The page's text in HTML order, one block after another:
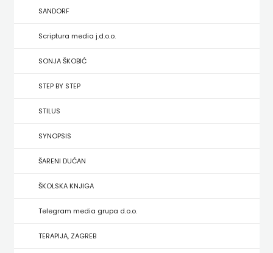
HRVATSKA
MLADINSKA
KNJIGA
MOZAIK
MOZAIK
KNJIGA
NAKLADA
BEGEN
NAKLADA
BENEDIKTA
SANDORF
Scriptura media j.d.o.o.
SONJA ŠKOBIĆ
STEP BY STEP
STILUS
SYNOPSIS
ŠARENI DUĆAN
ŠKOLSKA KNJIGA
Telegram media grupa d.o.o.
TERAPIJA, ZAGREB